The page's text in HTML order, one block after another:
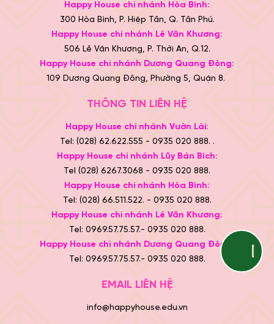
Happy House chi nhánh Hòa Bình:
300 Hòa Bình, P. Hiệp Tân, Q. Tân Phú.
Happy House chi nhánh Lê Văn Khương:
506 Lê Văn Khương, P. Thới An, Q.12.
Happy House chi nhánh Dương Quang Đông:
109 Dương Quang Đông, Phường 5, Quận 8.
THÔNG TIN LIÊN HỆ
Happy House chi nhánh Vườn Lài:
Tel: (028) 62.622.555 - 0935 020 888. .
Happy House chi nhánh Lũy Bán Bích:
Tel (028) 6267.3068 - 0935 020 888.
Happy House chi nhánh Hòa Bình:
Tel: (028) 66.511.522. - 0935 020 888.
Happy House chi nhánh Lê Văn Khương:
Tel: 0969.57.75.57.- 0935 020 888.
Happy House chi nhánh Dương Quang Đông:
Tel: 0969.57.75.57.- 0935 020 888.
EMAIL LIÊN HỆ
info@happyhouse.edu.vn